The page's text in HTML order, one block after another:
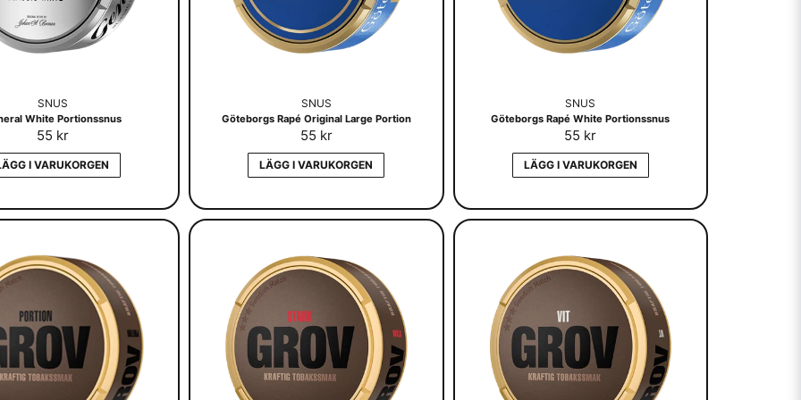
SNUS
White Portionssnus
55 kr
I VARUKORGEN
SNUS
Göteborgs Rapé Original Large Portion
55 kr
LÄGG I VARUKORGEN
SNUS
Göteborgs Rapé White Portionssnus
55 kr
LÄGG I VARUKORGEN